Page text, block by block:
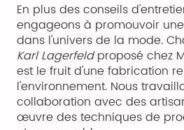
En plus des conseils
engageons à promouvoir
dans l'univers de la mode.
Karl Lagerfeldproposé chez
est le fruit d'une fabrication
l'environnement. Nous
collaboration avec des
œuvre des techniques de